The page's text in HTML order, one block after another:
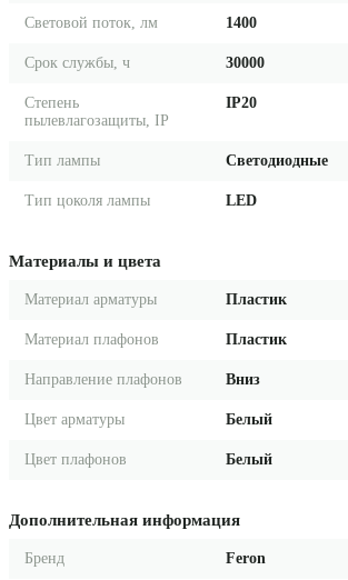
Световой поток, лм 1400
Срок службы, ч 30000
Степень
пылевлагозащиты, IP
IP20
Тип лампы Светодиодные
Тип цоколя лампы LED
Материалы и цвета
Материал арматуры Пластик
Материал плафонов Пластик
Направление плафонов Вниз
Цвет арматуры Белый
Цвет плафонов Белый
Дополнительная информация
Бренд Feron